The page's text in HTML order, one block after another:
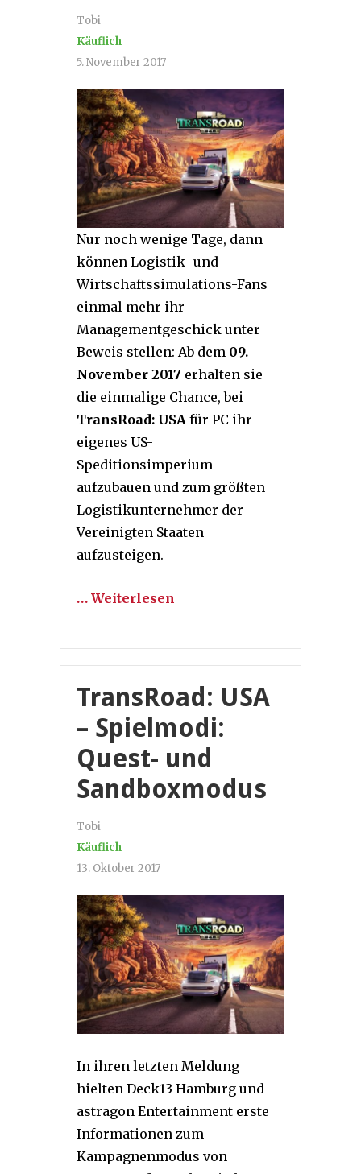
Tobi
Käuflich
5. November 2017
Nur noch wenige Tage, dann
können Logistik- und
Wirtschaftssimulations-Fans
einmal mehr ihr
Managementgeschick unter
Beweis stellen: Ab dem 09.
November 2017 erhalten sie
die einmalige Chance, bei
TransRoad: USA für PC ihr
eigenes US-
Speditionsimperium
aufzubauen und zum größten
Logistikunternehmer der
Vereinigten Staaten
aufzusteigen.
… Weiterlesen
TransRoad: USA
– Spielmodi:
Quest- und
Sandboxmodus
Tobi
Käuflich
13. Oktober 2017
In ihren letzten Meldung
hielten Deck13 Hamburg und
astragon Entertainment erste
Informationen zum
Kampagnenmodus von